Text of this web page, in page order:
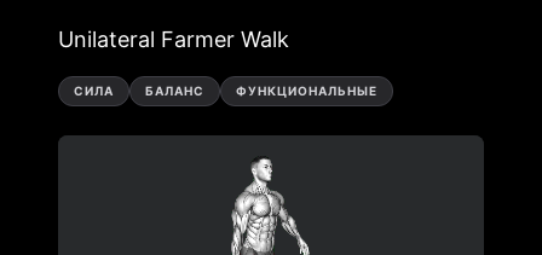
Unilateral Farmer Walk
СИЛА БАЛАНС ФУНКЦИОНАЛЬНЫЕ